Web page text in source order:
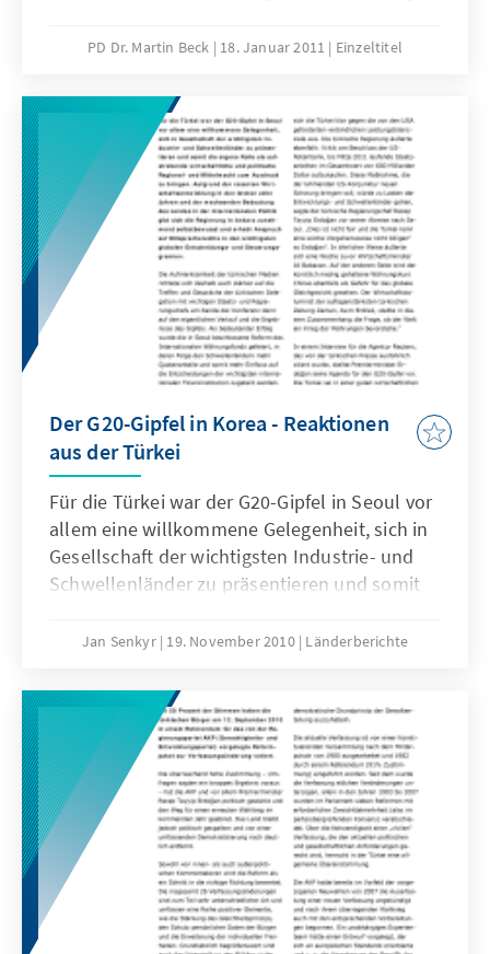
Grundlage in den nächsten Jahren die
entwickelt werden soll. Zum anderen
verbindet sich mit dem Thesenpapier das
Anliegen, die aktuelle Diskussion um eine
vertiefte strategische Zusammenarbeit mit
den Ländern des Nahen Ostens zu begleiten
und hierfür Anstöße zu vermitteln.
PD Dr. Martin Beck 18. Januar 2011 Einzeltitel
Der G20-Gipfel in Korea - Reaktionen
aus der Türkei
Für die Türkei war der G20-Gipfel in Seoul vor
allem eine willkommene Gelegenheit, sich in
Gesellschaft der wichtigsten Industrie- und
Schwellenländer zu präsentieren und somit
wirtschaftliche und politische Regional- und
Aufgrund der rasanten
Wirtschaftsentwicklung in den letzten zehn
Jahren und der wachsenden Bedeutung des
Landes in der internationalen Politik gibt sich
die Regierung in Ankara zunehmend
selbstbewusst und erhebt Anspruch auf
Mitspracherechte in den wichtigsten globalen
Entscheidungs- und Steuerungsgremien.
Jan Senkyr 19. November 2010 Länderberichte